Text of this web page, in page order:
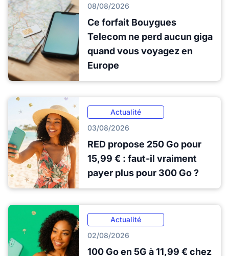
08/08/2026
Ce forfait Bouygues
Telecom ne perd aucun giga
quand vous voyagez en
Europe
Actualité
03/08/2026
RED propose 250 Go pour
15,99 € : faut-il vraiment
payer plus pour 300 Go ?
Actualité
02/08/2026
100 Go en 5G à 11,99 € chez